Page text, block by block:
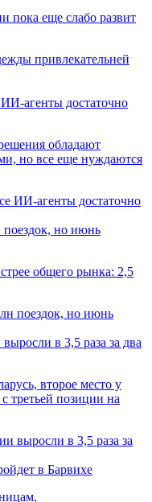
пока еще слабо развит
агенты достаточно
обладают
но все еще нуждаются
но июнь
общего рынка: 2,5
в 3,5 раза за два
второе место у
третьей позиции на
в Барвихе